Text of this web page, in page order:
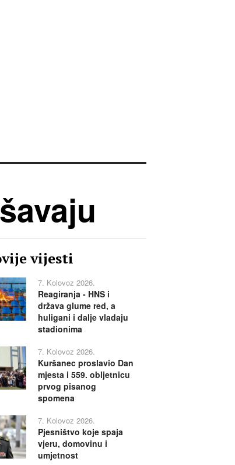
vijesti
7. Kolovoz 2026.
Reagiranja - HNS i
država glume red, a
huligani i dalje vladaju
stadionima
7. Kolovoz 2026.
Kuršanec proslavio Dan
mjesta i 559. obljetnicu
prvog pisanog
spomena
7. Kolovoz 2026.
Pjesništvo koje spaja
vjeru, domovinu i
umjetnost